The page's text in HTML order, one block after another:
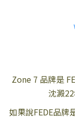
Zone 7 品牌是
沈澱
如果說FEDE品牌